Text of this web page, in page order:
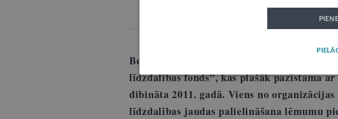
Bezpeļņas sabiedriskā labuma nevalstiskā
līdzdalības fonds”, kas plašāk pazīstama
dibināta 2011. gadā. Viens no
līdzdalības jaudas palielināšana lēmumu